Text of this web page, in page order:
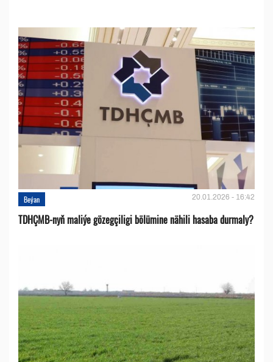
Beýan 20.01.2026 - 16:42
TDHÇMB-nyň maliýe gözegçiligi bölümine nähili hasaba durmaly?